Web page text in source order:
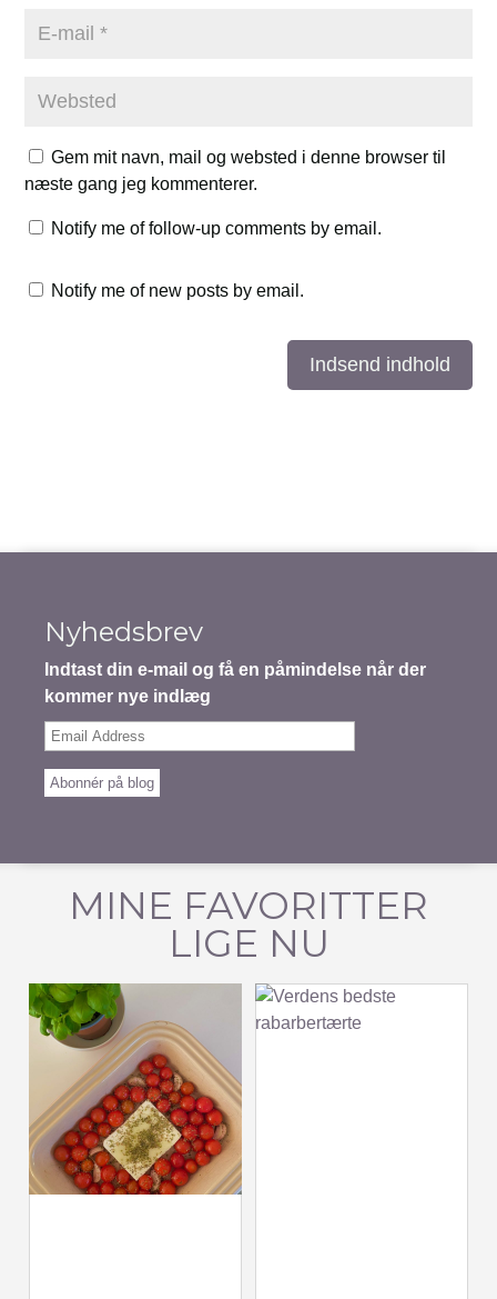
Gem mit navn, mail og websted i denne browser til
næste gang jeg kommenterer.
Notify me of follow-up comments by email.
Notify me of new posts by email.
Indsend indhold
Nyhedsbrev
Indtast din e-mail og få en påmindelse når der
kommer nye indlæg
Email
Abonnér på blog
MINE FAVORITTER
LIGE NU